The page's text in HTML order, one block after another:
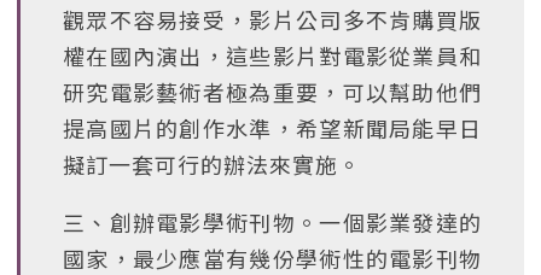
觀眾不容易接受，影片公司多不肯購買版
權在國內演出，這些影片對電影從業員和
研究電影藝術者極為重要，可以幫助他們
提高國片的創作水準，希望新聞局能早日
擬訂一套可行的辦法來實施。
三、創辦電影學術刊物。一個影業發達的
國家，最少應當有幾份學術性的電影刊物